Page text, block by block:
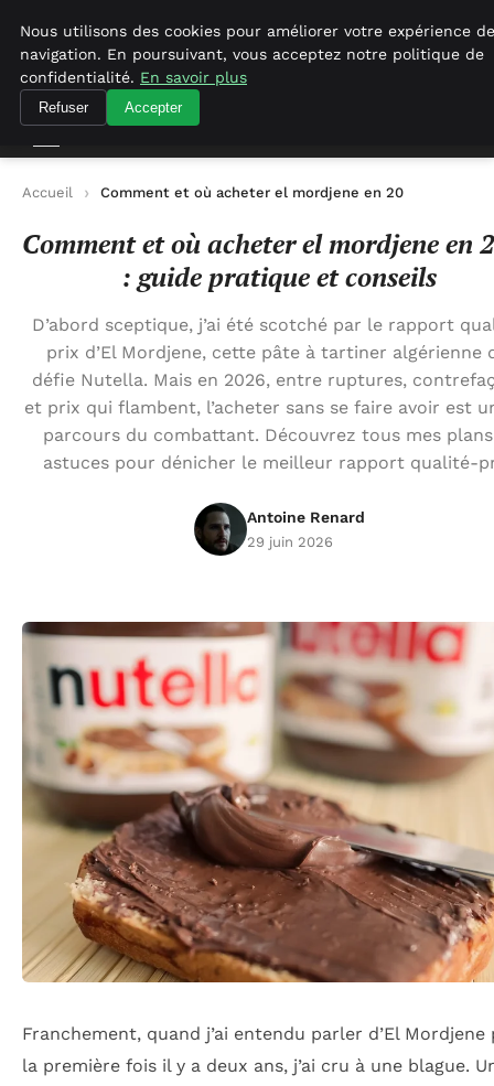
Agence-referencement-seo.com
Accueil Comment et où acheter el mordjene en 2026 : guide
Comment et où acheter el mordjene en
: guide pratique et conseils
D’abord sceptique, j’ai été scotché par le rapport
prix d’El Mordjene, cette pâte à tartiner algérienne
défie Nutella. Mais en 2026, entre ruptures,
et prix qui flambent, l’acheter sans se faire avoir est
parcours du combattant. Découvrez tous mes
astuces pour dénicher le meilleur rapport qualité-
Antoine Renard
29 juin 2026
Franchement, quand j’ai entendu parler d’El Mordjene
la première fois il y a deux ans, j’ai cru à une blague.
Nous utilisons des cookies pour améliorer votre expérience de
navigation. En poursuivant, vous acceptez notre politique de
confidentialité. En savoir plus
Refuser Accepter